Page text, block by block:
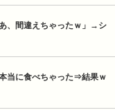
、間違えちゃったｗ」→シ
当に食べちゃった⇒結果ｗ